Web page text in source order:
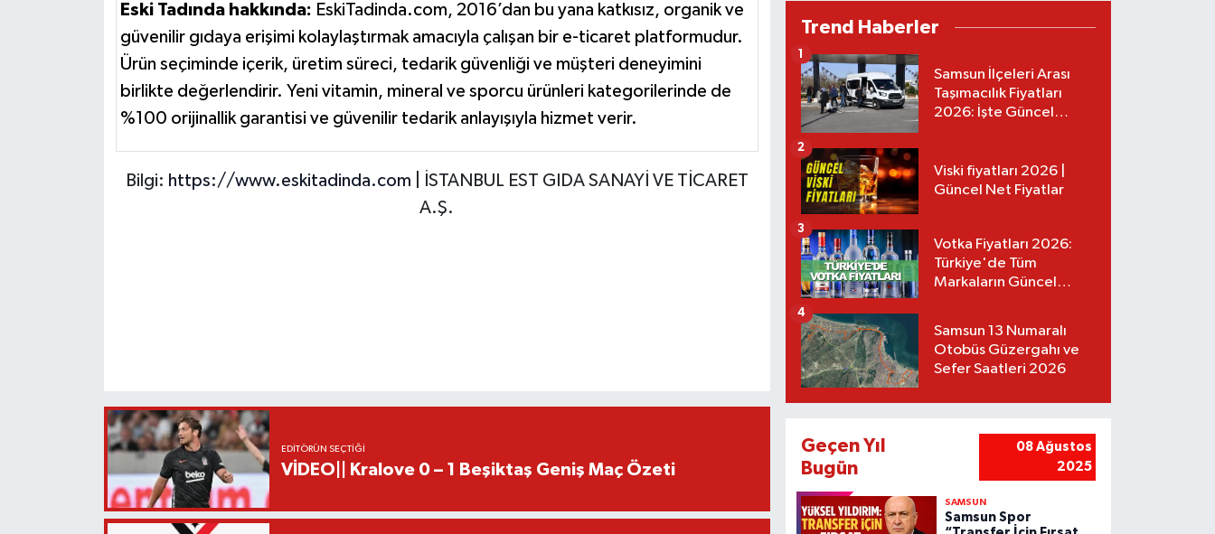
Eski Tadında hakkında: EskiTadinda.com, 2016’dan bu yana katkısız, organik ve
güvenilir gıdaya erişimi kolaylaştırmak amacıyla çalışan bir e-ticaret platformudur.
Ürün seçiminde içerik, üretim süreci, tedarik güvenliği ve müşteri deneyimini
birlikte değerlendirir. Yeni vitamin, mineral ve sporcu ürünleri kategorilerinde de
%100 orijinallik garantisi ve güvenilir tedarik anlayışıyla hizmet verir.
Bilgi: https://www.eskitadinda.com | İSTANBUL EST GIDA SANAYİ VE TİCARET
A.Ş.
EDITÖRÜN SEÇTIĞI
VİDEO|| Kralove 0 – 1 Beşiktaş Geniş Maç Özeti
Trend Haberler
Samsun İlçeleri Arası
Taşımacılık Fiyatları
2026: İşte Güncel
1
Viski fiyatları 2026 |
Güncel Net Fiyatlar
2
Votka Fiyatları 2026:
Türkiye'de Tüm
Markaların Güncel
3
Samsun 13 Numaralı
Otobüs Güzergahı ve
Sefer Saatleri 2026
4
Geçen Yıl
Bugün
08 Ağustos
2025
SAMSUN
Samsun Spor